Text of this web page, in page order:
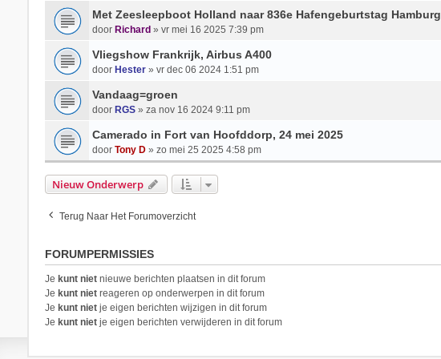
Met Zeesleepboot Holland naar 836e Hafengeburtstag Hamburg
door Richard » vr mei 16 2025 7:39 pm
Vliegshow Frankrijk, Airbus A400
door Hester» vr dec 06 2024 1:51 pm
Vandaag=groen
door RGS» za nov 16 2024 9:11 pm
Camerado in Fort van Hoofddorp, 24 mei 2025
door Tony D» zo mei 25 2025 4:58 pm
Nieuw Onderwerp
Terug Naar Het Forumoverzicht
FORUMPERMISSIES
Je kunt nietnieuwe berichten plaatsen in dit forum
Je kunt nietreageren op onderwerpen in dit forum
Je kunt nietje eigen berichten wijzigen in dit forum
Je kunt nietje eigen berichten verwijderen in dit forum